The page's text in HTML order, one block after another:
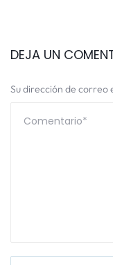
DEJA UN
Su dirección de correo